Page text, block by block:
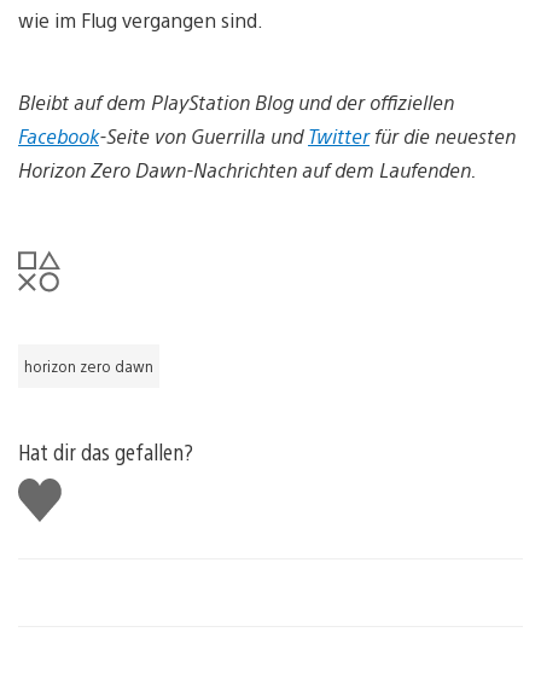
wie im Flug vergangen sind.
Bleibt auf dem PlayStation Blog und der offiziellen
Facebook-Seite von Guerrilla undTwitterfür die neuesten
Horizon Zero Dawn-Nachrichten auf dem Laufenden.
horizon zero dawn
Hat dir das gefallen?
Gefällt
mir